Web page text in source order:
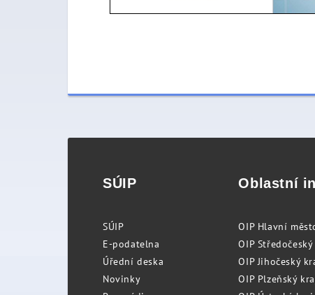
SÚIP
SÚIP
E-podatelna
Úřední deska
Novinky
Oblastní
OIP Hlavní
OIP
OIP Jihočeský
OIP Plzeňský